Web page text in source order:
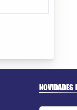
NOVIDADES